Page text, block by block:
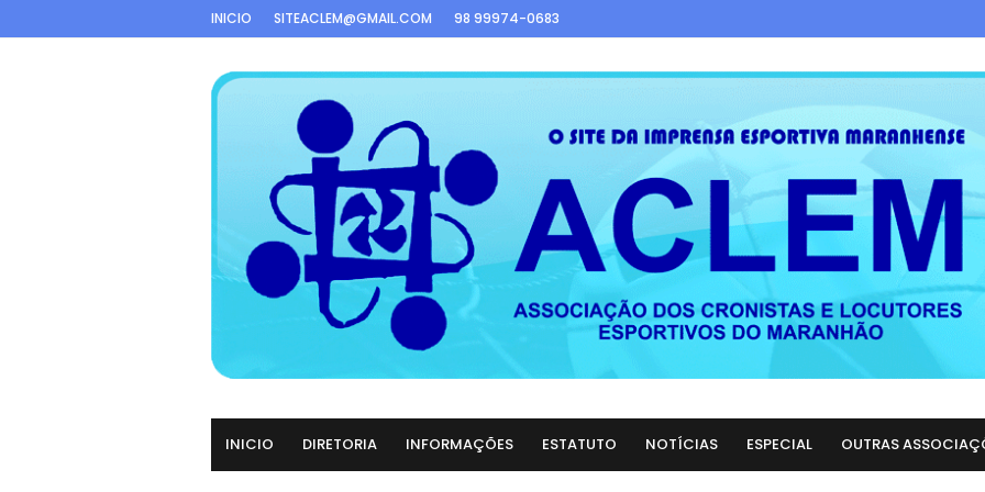
INICIO SITEACLEM@GMAIL.COM 98 99974-0683
INICIO DIRETORIA INFORMAÇÕES ESTATUTO NOTÍCIAS ESPECIAL OUTRAS